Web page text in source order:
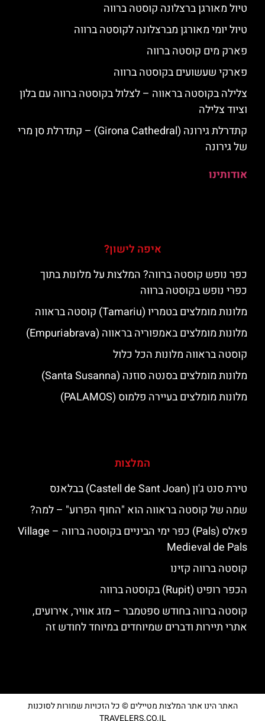
טיול מאורגן ברצלונה קוסטה ברווה
טיול יומי מאורגן מברצלונה לקוסטה ברווה
פארק מים קוסטה ברווה
פארקי שעשועים בקוסטה ברווה
צלילה בקוסטה בראווה – לצלול בקוסטה ברווה עם בלון
וציוד צלילה
קתדרלת גירונה (Girona Cathedral) – קתדרלת סן מרי
של גירונה
אודותינו
איפה לישון?
כפר נופש קוסטה ברווה? המלצות על מלונות בתוך
כפרי נופש בקוסטה ברווה
מלונות מומלצים בטמריו (Tamariu) קוסטה בראווה
מלונות מומלצים באמפוריה בראווה (Empuriabrava)
קוסטה בראווה מלונות הכל כלול
מלונות מומלצים בסנטה סוזנה (Santa Susanna)
מלונות מומלצים בעיירה פלמוס (PALAMOS)
המלצות
טירת סנט ג'ון (Castell de Sant Joan) בבלאנס
שמה של קוסטה בראווה הוא "החוף הפרוע" – למה?
פאלס (Pals) כפר ימי הביניים בקוסטה ברווה – ‪‪Village
Medieval de Pals‬‬
קוסטה ברווה קזינו
הכפר רופיט (Rupit) בקוסטה ברווה
קוסטה ברווה בחודש ספטמבר – מזג אוויר, אירועים,
אתרי תיירות ודברים שמיוחדים במיוחד לחודש זה
האתר הינו אתר המלצות מטיילים © כל הזכויות שמורות לסוכנות